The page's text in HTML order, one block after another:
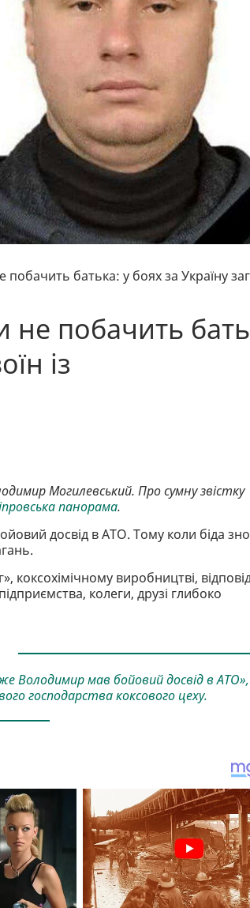
побачить батька: у боях за Україну
не побачить
із
Могилевський. Про сумну звістку
панорама.
досвід в АТО. Тому коли біда
виробництві,
колеги, друзі глибоко
Володимир мав бойовий досвід в
господарства коксового цеху.